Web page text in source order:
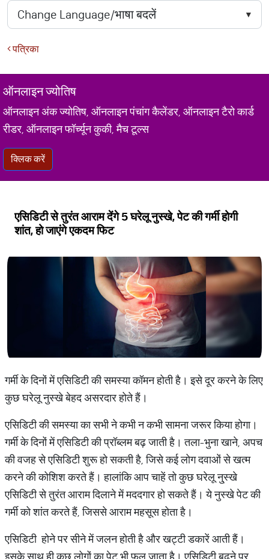
पत्रिका
ऑनलाइन ज्योतिष
ऑनलाइन अंक ज्योतिष, ऑनलाइन पंचांग कैलेंडर, ऑनलाइन टैरो कार्ड
रीडर, ऑनलाइन फॉर्च्यून कुकी, मैच टूल्स
क्लिक करें
एसिडिटी से तुरंत आराम देंगे 5 घरेलू नुस्खे, पेट की गर्मी होगी
शांत, हो जाएंगे एकदम फिट
गर्मी के दिनों में एसिडिटी की समस्या कॉमन होती है। इसे दूर करने के लिए
कुछ घरेलू नुस्खे बेहद असरदार होते हैं।
एसिडिटी की समस्या का सभी ने कभी न कभी सामना जरूर किया होगा।
गर्मी के दिनों में एसिडिटी की प्रॉब्लम बढ़ जाती है। तला-भुना खाने, अपच
की वजह से एसिडिटी शुरू हो सकती है, जिसे कई लोग दवाओं से खत्म
करने की कोशिश करते हैं। हालांकि आप चाहें तो कुछ घरेलू नु्स्खे
एसिडिटी से तुरंत आराम दिलाने में मददगार हो सकते हैं। ये नुस्खे पेट की
गर्मी को शांत करते हैं, जिससे आराम महसूस होता है।
एसिडिटी होने पर सीने में जलन होती है और खट्टी डकारें आती हैं।